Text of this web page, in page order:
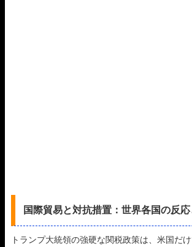
国際貿易と対抗措置：世界各国の反
トランプ大統領の強硬な関税政策は、米国だ